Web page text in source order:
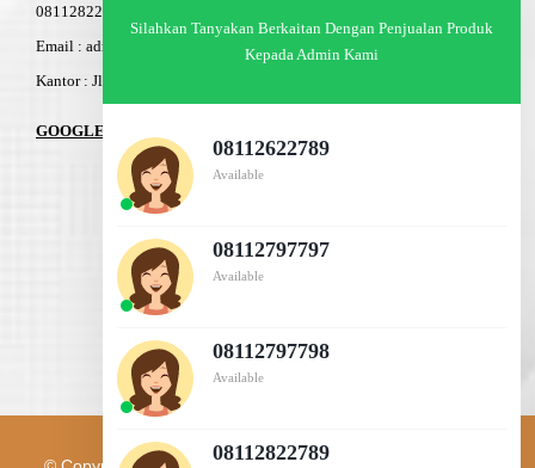
08112822603
Email : admin@am-baja.com
Kantor : Jl. Gatot Subroto 7b Semarang.
GOOGLE MAPS
Silahkan Tanyakan Berkaitan Dengan Penjualan Produk
Kepada Admin Kami
08112622789
Available
08112797797
Available
08112797798
Available
08112822789